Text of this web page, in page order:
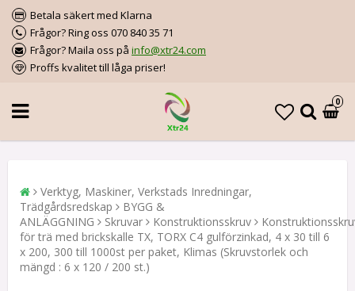
Betala säkert med Klarna
Frågor? Ring oss 070 840 35 71
Frågor? Maila oss på info@xtr24.com
Proffs kvalitet till låga priser!
0
Verktyg, Maskiner, Verkstads Inredningar,
Trädgårdsredskap
BYGG &
ANLÄGGNING
Skruvar Konstruktionsskruv
för trä med brickskalle TX, TORX C4 gulförzinkad, 4 x 30 till 6
x 200, 300 till 1000st per paket, Klimas (Skruvstorlek och
mängd : 6 x 120 / 200 st.)